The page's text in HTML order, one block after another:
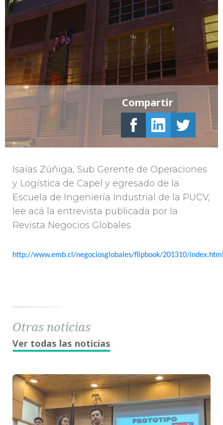
Isaías Zúñiga, Sub Gerente de Operaciones
y Logística de Capel y egresado de la
Escuela de Ingeniería Industrial de la PUCV,
lee acá la entrevista publicada por la
Revista Negocios Globales
http://www.emb.cl/negociosglobales/flipbook/201310/
Compartir
Otras noticias
Ver todas las noticias